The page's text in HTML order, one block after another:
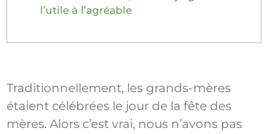
l’utile à l’agréable
Traditionnellement, les grands-mères
étaient célébrées le jour de la fête des
mères. Alors c’est vrai, nous n’avons pas